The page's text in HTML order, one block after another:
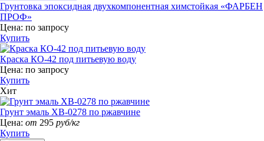
Грунтовка эпоксидная двухкомпонентная химстойкая «ФАРБЕН
ПРОФ»
Цена: по запросу
Купить
Краска КО-42 под питьевую воду
Цена: по запросу
Купить
Хит
Грунт эмаль ХВ-0278 по ржавчине
Цена: от 295 руб/кг
Купить